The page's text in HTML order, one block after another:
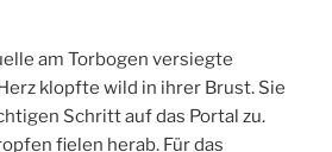
am Torbogen versiegte
klopfte wild in ihrer Brust. Sie
Schritt auf das Portal zu.
fielen herab. Für das